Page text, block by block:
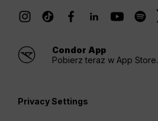
Condor App
Pobierz teraz w App Store.
Privacy Settings